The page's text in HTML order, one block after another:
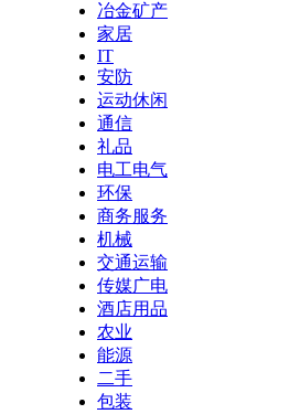
冶金矿产
家居
IT
安防
运动休闲
通信
礼品
电工电气
环保
商务服务
机械
交通运输
传媒广电
酒店用品
农业
能源
二手
包装